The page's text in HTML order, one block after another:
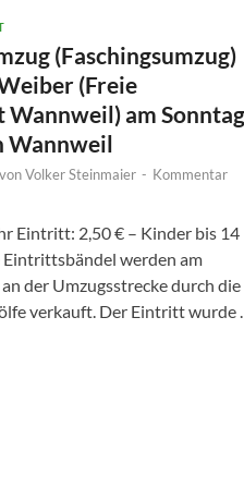
(Faschingsumzug)
(Freie
am
Wannweil
vonVolker Steinmaier - Kommentar
Eintritt: 2,50 € – Kinder bis 14
Eintrittsbändel werden am
der Umzugsstrecke durch die
verkauft. Der Eintritt wurde